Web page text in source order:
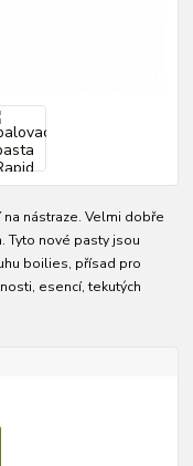
nástraze. Velmi dobře
Tyto nové pasty jsou
boilies, přísad pro
esencí, tekutých